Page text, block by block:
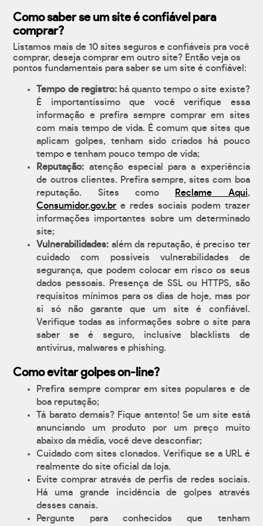
Como saber se um site é confiável para
comprar?
Listamos mais de 10 sites seguros e confiáveis pra você
comprar, deseja comprar em outro site? Então veja os
pontos fundamentais para saber se um site é confiável:
Tempo de registro:há quanto tempo o site existe?
É importantíssimo que você verifique essa
informação e prefira sempre comprar em sites
com mais tempo de vida. É comum que sites que
aplicam golpes, tenham sido criados há pouco
tempo e tenham pouco tempo de vida;
Reputação: atenção especial para a experiência
de outros clientes. Prefira sempre, sites com boa
reputação. Sites como
Reclame Aqui,
Consumidor.gov.br e redes sociais podem trazer
informações importantes sobre um determinado
site;
Vulnerabilidades: além da reputação, é preciso ter
cuidado com possíveis vulnerabilidades de
segurança, que podem colocar em risco os seus
dados pessoais. Presença de SSL ou HTTPS, são
requisitos mínimos para os dias de hoje, mas por
si só não garante que um site é confiável.
Verifique todas as informações sobre o site para
saber se é seguro, inclusive blacklists de
antívirus, malwares e phishing.
Como evitar golpes on-line?
Prefira sempre comprar em sites populares e de
boa reputação;
Tá barato demais? Fique antento! Se um site está
anunciando um produto por um preço muito
abaixo da média, você deve desconfiar;
Cuidado com sites clonados. Verifique se a URL é
realmente do site oficial da loja.
Evite comprar através de perfis de redes sociais.
Há uma grande incidência de golpes através
desses canais.
Pergunte para conhecidos que tenham